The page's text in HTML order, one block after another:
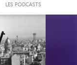
LES PODCASTS